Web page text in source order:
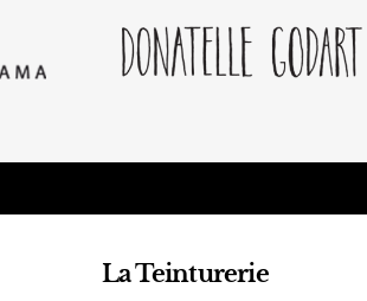
La Teinturerie